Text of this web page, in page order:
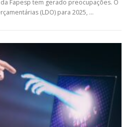
Fapesp tem gerado preocupações. O
(LDO) para 2025, …